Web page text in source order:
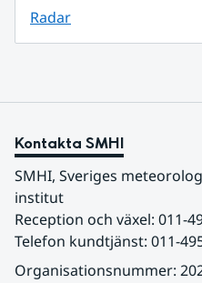
Radar
Kontakta SMHI
SMHI, Sveriges
institut
Reception och växel: 011-
Telefon kundtjänst: 011-
Organisationsnummer: